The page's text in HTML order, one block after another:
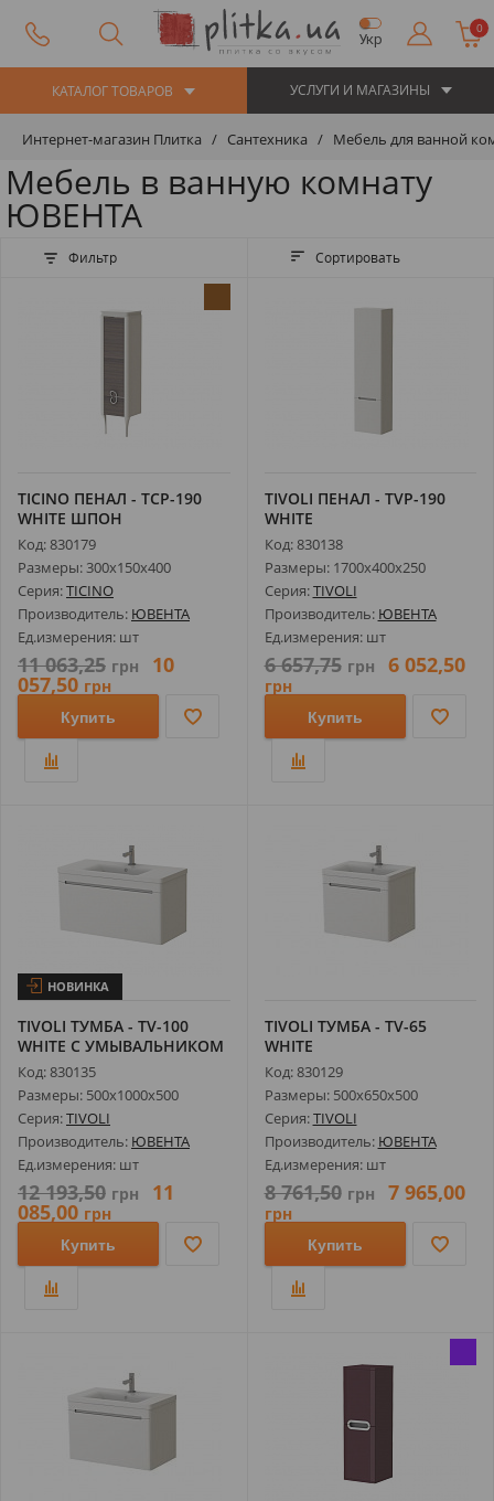
Укр
0
КАТАЛОГ ТОВАРОВ УСЛУГИ И МАГАЗИНЫ
Интернет-магазин Плитка Сантехника Мебель для ванной
Мебель в ванную комнату
ЮВЕНТА
Фильтр Сортировать
TICINO ПЕНАЛ - TСP-190
WHITE ШПОН
Код: 830179
Размеры: 300х150х400
Серия:TICINO
Производитель: ЮВЕНТА
Ед.измерения: шт
11 063,25 грн 10
057,50 грн
Купить
TIVOLI ПЕНАЛ - TVP-190
WHITE
Код: 830138
Размеры: 1700х400х250
Серия:TIVOLI
Производитель: ЮВЕНТА
Ед.измерения: шт
6 657,75 грн 6 052,50
грн
Купить
НОВИНКА
TIVOLI ТУМБА - TV-100
WHITE С УМЫВАЛЬНИКОМ
SOFT 100
Код: 830135
Размеры: 500х1000х500
Серия:TIVOLI
Производитель: ЮВЕНТА
Ед.измерения: шт
12 193,50 грн 11
085,00 грн
Купить
TIVOLI ТУМБА - TV-65
WHITE
Код: 830129
Размеры: 500х650х500
Серия:TIVOLI
Производитель: ЮВЕНТА
Ед.измерения: шт
8 761,50 грн 7 965,00
грн
Купить